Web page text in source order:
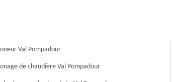
Val Pompadour
de chaudière Val Pompadour